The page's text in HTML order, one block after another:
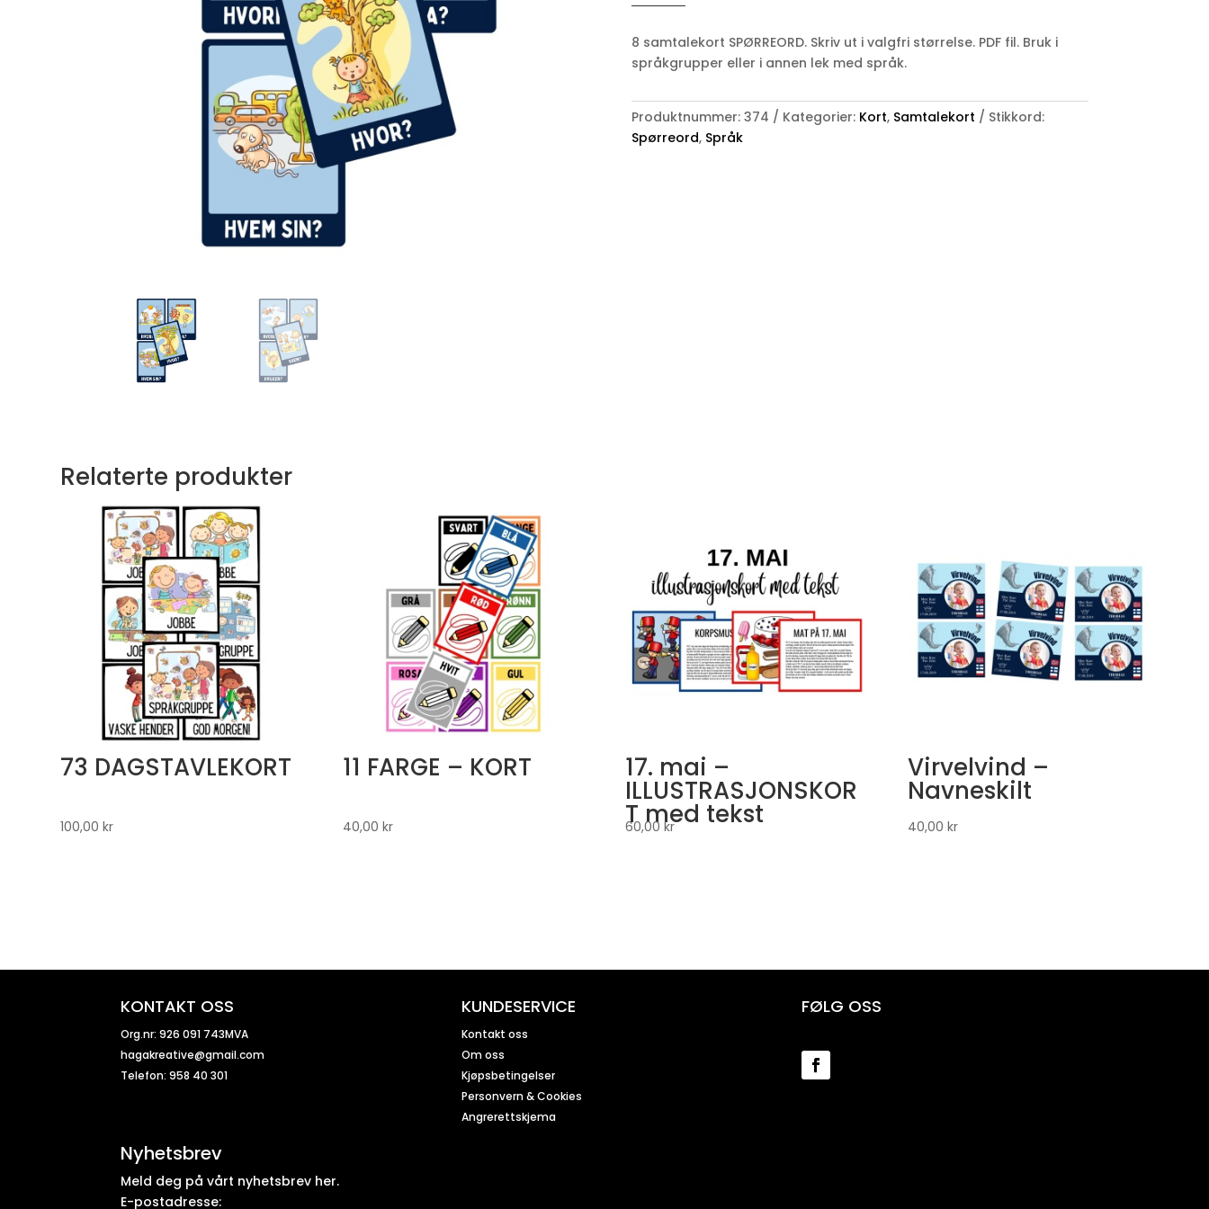
8 samtalekort SPØRREORD. Skriv ut i valgfri størrelse. PDF fil. Bruk i
språkgrupper eller i annen lek med språk.
Produktnummer: 374 Kategorier: Kort, Samtalekort
Stikkord:
Spørreord, Språk
Relaterte produkter
73 DAGSTAVLEKORT
100,00kr
11 FARGE – KORT
40,00kr
17. mai –
ILLUSTRASJONSKOR
T med tekst
60,00 kr
Virvelvind –
Navneskilt
40,00 kr
KONTAKT OSS
Org.nr: 926 091 743MVA
hagakreative@gmail.com
Telefon: 958 40 301
Nyhetsbrev
Meld deg på vårt nyhetsbrev her.
E-postadresse:
KUNDESERVICE
Kontakt oss
Om oss
Kjøpsbetingelser
Personvern & Cookies
Angrerettskjema
FØLG OSS